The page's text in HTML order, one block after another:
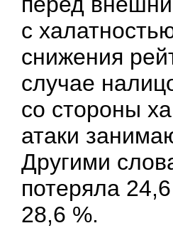
с
снижения
случае
со стороны
атаки
Другими
потеряла
28,6 %.